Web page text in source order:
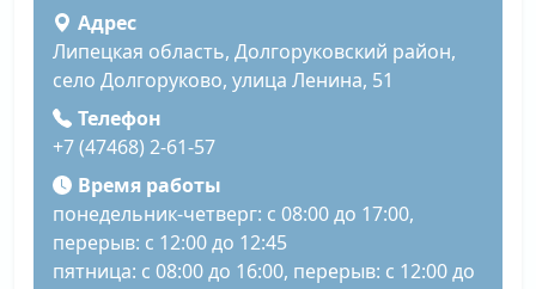
Адрес
Липецкая область, Долгоруковский район,
село Долгоруково, улица Ленина, 51
Телефон
+7 (47468) 2-61-57
Время работы
понедельник-четверг: с 08:00 до 17:00,
перерыв: с 12:00 до 12:45
пятница: с 08:00 до 16:00, перерыв: с 12:00 до